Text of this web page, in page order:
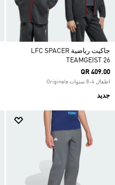
جاكيت رياضية LFC SPACER
TEAMGEIST 26
QR 409.00
اطفال 4-8 سنوات Originals
جديد